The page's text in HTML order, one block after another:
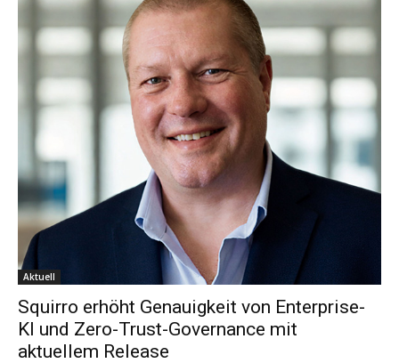
Aktuell
Squirro erhöht Genauigkeit von Enterprise-
KI und Zero-Trust-Governance mit
aktuellem Release